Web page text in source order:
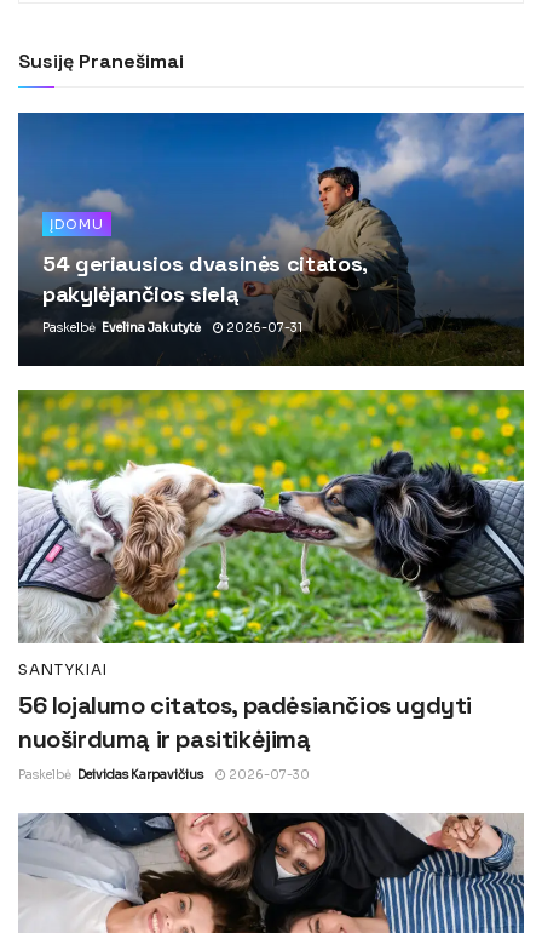
Susiję Pranešimai
ĮDOMU
54 geriausios dvasinės citatos,
pakylėjančios sielą
Paskelbė Evelina Jakutytė 2026-07-31
SANTYKIAI
56 lojalumo citatos, padėsiančios ugdyti
nuoširdumą ir pasitikėjimą
Paskelbė Deividas Karpavičius 2026-07-30